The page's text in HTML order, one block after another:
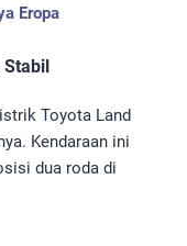
Eropa
Stabil
Toyota Land
Kendaraan ini
dua roda di